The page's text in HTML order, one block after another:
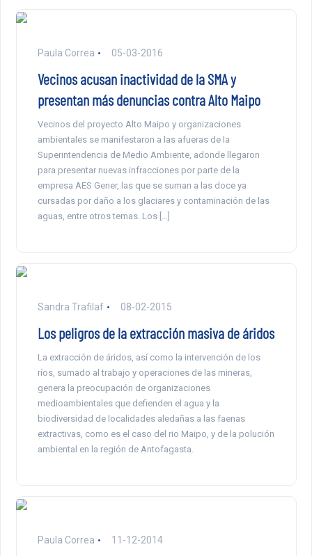
Paula Correa 05-03-2016
Vecinos acusan inactividad de la SMA y
presentan más denuncias contra Alto Maipo
Vecinos del proyecto Alto Maipo y organizaciones
ambientales se manifestaron a las afueras de la
Superintendencia de Medio Ambiente, adonde llegaron
para presentar nuevas infracciones por parte de la
empresa AES Gener, las que se suman a las doce ya
cursadas por daño a los glaciares y contaminación de las
aguas, entre otros temas. Los […]
Sandra Trafilaf 08-02-2015
Los peligros de la extracción masiva de áridos
La extracción de áridos, así como la intervención de los
ríos, sumado al trabajo y operaciones de las mineras,
genera la preocupación de organizaciones
medioambientales que defienden el agua y la
biodiversidad de localidades aledañas a las faenas
extractivas, como es el caso del rio Maipo, y de la polución
ambiental en la región de Antofagasta.
Paula Correa 11-12-2014